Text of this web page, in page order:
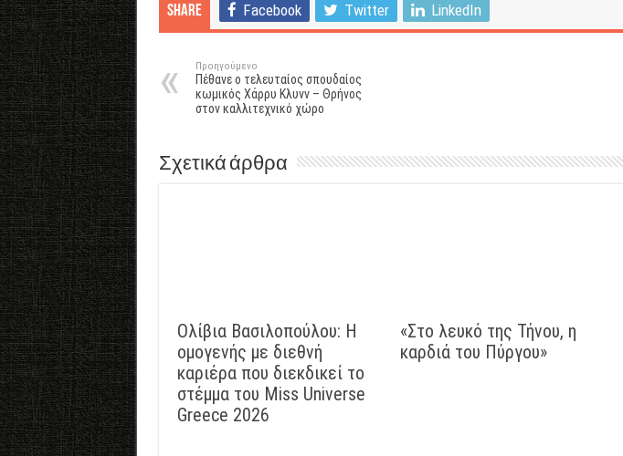
Share Facebook Twitter LinkedIn
Προηγούμενο
Πέθανε ο τελευταίος σπουδαίος
κωμικός Χάρρυ Κλυνν – Θρήνος
στον καλλιτεχνικό χώρο
Σχετικά άρθρα
Ολίβια Βασιλοπούλου: Η
ομογενής με διεθνή
καριέρα που διεκδικεί το
στέμμα του Miss Universe
Greece 2026
«Στο λευκό της Τήνου, η
καρδιά του Πύργου»